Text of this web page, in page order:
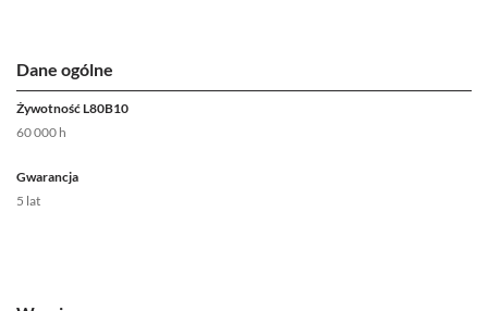
Dane ogólne
Żywotność L80B10
60 000 h
Gwarancja
5 lat